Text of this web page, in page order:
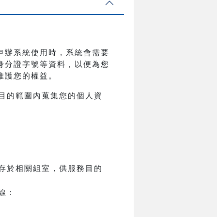
辦系統使用時，系統會需要
證字號等資料，以便為您
您的權益。
的範圍內蒐集您的個人資
於相關組室，供服務目的
：